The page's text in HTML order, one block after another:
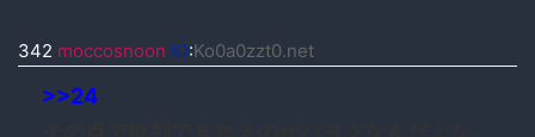
342 moccosnoon ID:Ko0a0zzt0.net
>>24